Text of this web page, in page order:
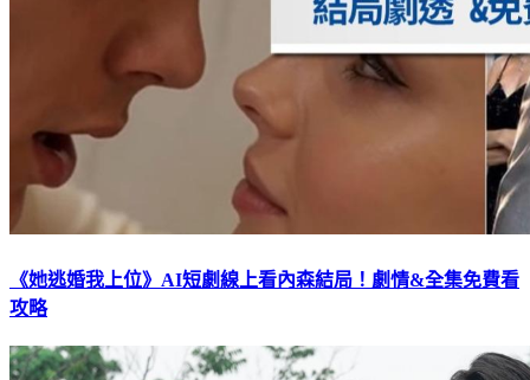
《她逃婚我上位》AI短劇線上看內森結局！劇情&全集免費看
攻略